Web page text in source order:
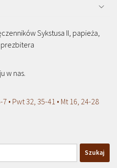
Sykstusa II, papieża,
prezbitera
w nas.
7 • Pwt 32, 35-41 • Mt 16, 24-28